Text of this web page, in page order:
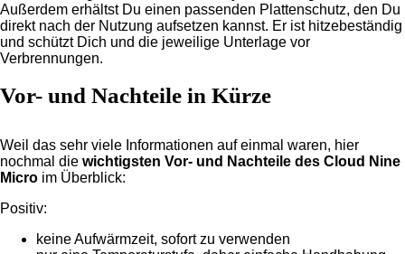
Außerdem erhältst Du einen passenden Plattenschutz, den Du
direkt nach der Nutzung aufsetzen kannst. Er ist hitzebeständig
und schützt Dich und die jeweilige Unterlage vor
Verbrennungen.
Vor- und Nachteile in Kürze
Weil das sehr viele Informationen auf einmal waren, hier
nochmal die wichtigsten Vor- und Nachteile des Cloud Nine
Micro im Überblick:
Positiv:
keine Aufwärmzeit, sofort zu verwenden